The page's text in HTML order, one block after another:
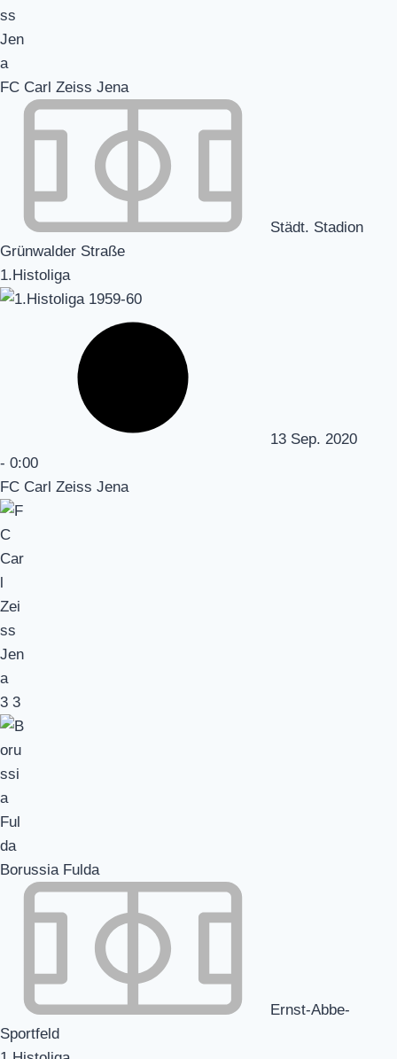
FC Carl Zeiss Jena
Städt. Stadion
Grünwalder Straße
1.Histoliga
13 Sep. 2020
- 0:00
FC Carl Zeiss Jena
3 3
Borussia Fulda
Ernst-Abbe-
Sportfeld